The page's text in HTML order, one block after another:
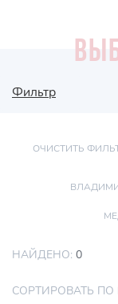
Фильтр
ОЧИСТИТЬ
НАЙДЕНО: 0
СОРТИРОВАТЬ ПО